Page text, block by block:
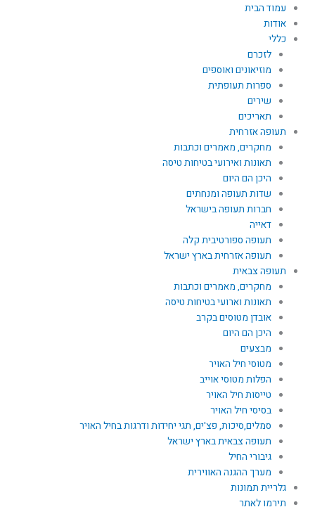
עמוד הבית
אודות
כללי
לזכרם
מוזיאונים ואוספים
ספרות תעופתית
שירים
תאריכים
תעופה אזרחית
מחקרים, מאמרים וכתבות
תאונות ואירועי בטיחות טיסה
היכן הם היום
שדות תעופה ומנחתים
חברות תעופה בישראל
דאייה
תעופה ספורטיבית קלה
תעופה אזרחית בארץ ישראל
תעופה צבאית
מחקרים, מאמרים וכתבות
תאונות וארועי בטיחות טיסה
אובדן מטוסים בקרב
היכן הם היום
מבצעים
מטוסי חיל האויר
הפלות מטוסי אוייב
טייסות חיל האויר
בסיסי חיל האויר
סמלים,סיכות, פצ'ים, תגי יחידות ודרגות בחיל האויר
תעופה צבאית בארץ ישראל
גיבורי החיל
מערך ההגנה האווירית
גלריית תמונות
תירמו לאתר